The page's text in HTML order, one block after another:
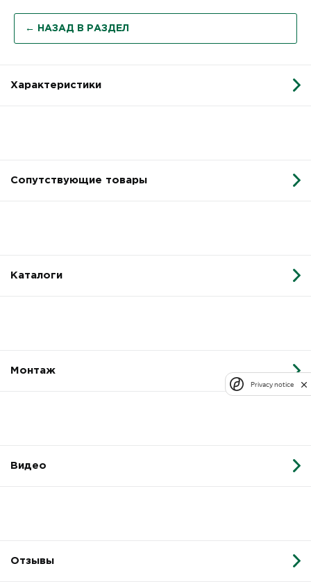
← НАЗАД В РАЗДЕЛ
Характеристики
Сопутствующие товары
Каталоги
Монтаж
Видео
Отзывы
Privacy notice